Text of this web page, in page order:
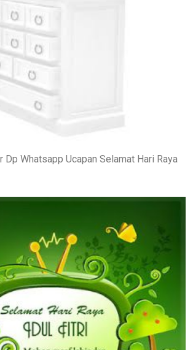
Dp Whatsapp Ucapan Selamat Hari Raya